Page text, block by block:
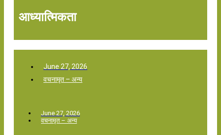
आध्यात्मिकता
June 27, 2026
वचनामृत – अन्य
June 27, 2026
वचनामृत – अन्य